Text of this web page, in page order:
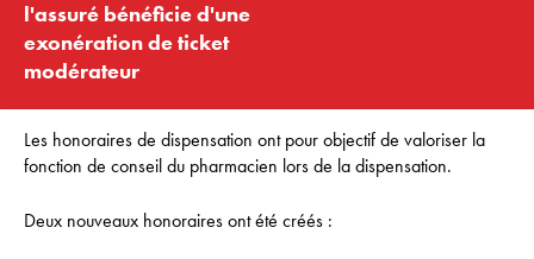
l'assuré bénéficie d'une
exonération de ticket
modérateur
Les honoraires de dispensation ont pour objectif de valoriser la
fonction de conseil du pharmacien lors de la dispensation.
Deux nouveaux honoraires ont été créés :